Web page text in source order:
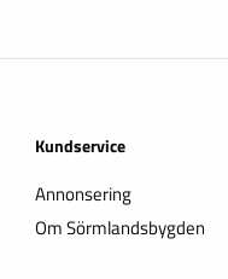
Kundservice
Annonsering
Om Sörmlandsbygden